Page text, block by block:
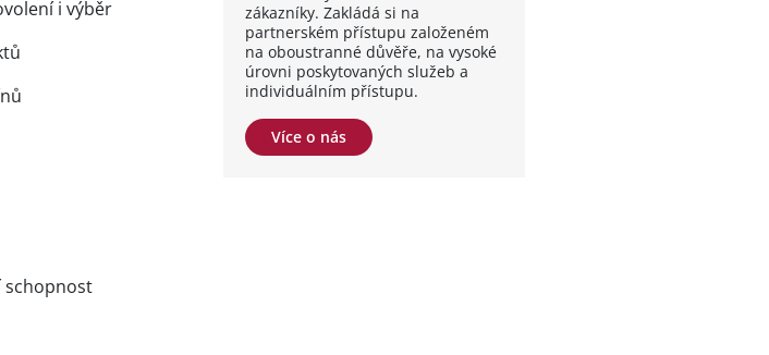
zákazníky. Zakládá si na
partnerském přístupu založeném
na oboustranné důvěře, na vysoké
úrovni poskytovaných služeb a
individuálním přístupu.
Více o nás
i výběr
schopnost